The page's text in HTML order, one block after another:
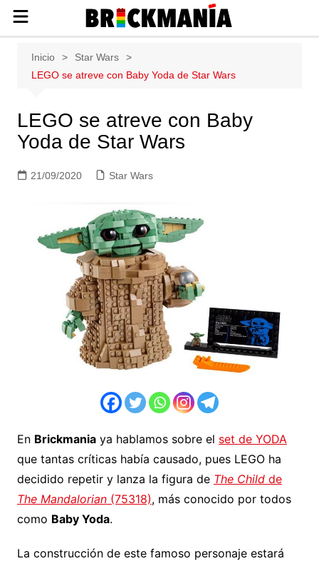
sobre las construcciones LEGO: Star
Wars, Harry Potter, City, Friends, Technic,
Inicio
Star Wars
LEGO se atreve con Baby Yoda de Star Wars
LEGO se atreve con Baby
Yoda de Star Wars
21/09/2020 Star Wars
En Brickmaniaya hablamos sobre el set de YODA
que tantas críticas había causado, pues LEGO ha
decidido repetir y lanza la figura de The Childde
The Mandalorian(75318), más conocido por todos
como Baby Yoda.
La construcción de este famoso personaje estará